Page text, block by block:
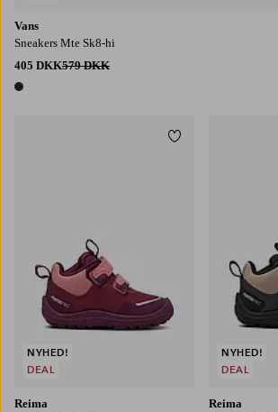
Vans
Sneakers Mte Sk8-hi
405 DKK579 DKK
1 farve
Reima
NYHED!
DEAL
Tilføj til favoritter
Reima
NYHED!
DEAL